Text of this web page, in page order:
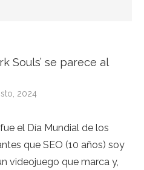
Souls’ se parece al
2024
el Día Mundial de los
que SEO (10 años) soy
videojuego que marca y,